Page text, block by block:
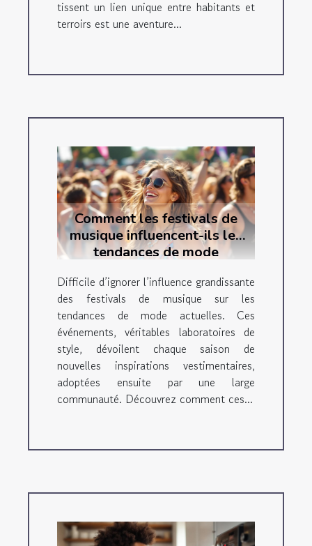
tissent un lien unique entre habitants et
terroirs est une aventure...
Comment les festivals de
musique influencent-ils les
tendances de mode
Difficile d’ignorer l’influence grandissante
des festivals de musique sur les
tendances de mode actuelles. Ces
événements, véritables laboratoires de
style, dévoilent chaque saison de
nouvelles inspirations vestimentaires,
adoptées ensuite par une large
communauté. Découvrez comment ces...